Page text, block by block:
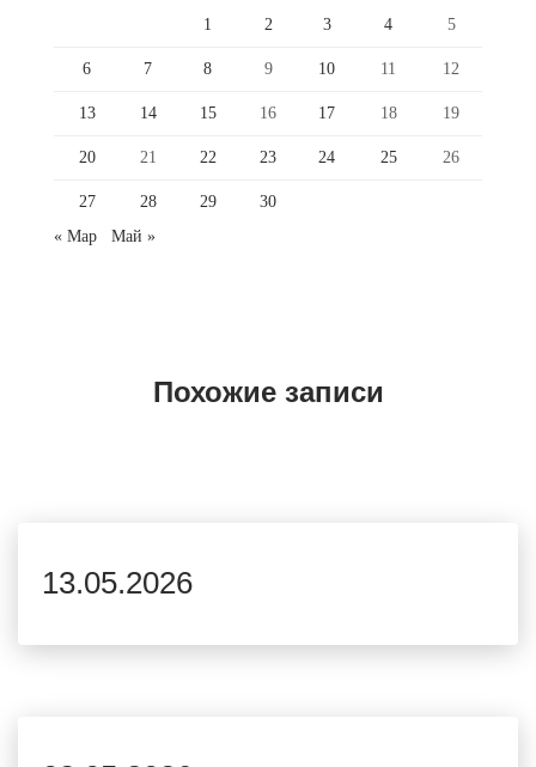
1 2 3 4 5
6 7 8 9 10 11 12
13 14 15 16 17 18 19
20 21 22 23 24 25 26
27 28 29
30
« Мар
Май »
Похожие записи
13.05.2026